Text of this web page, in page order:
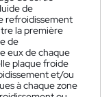
de
refroidissement
la première
de
eux de chaque
plaque froide
et/ou
à chaque zone